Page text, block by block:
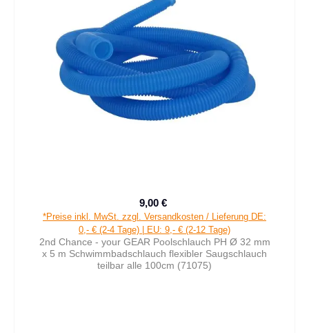
Verkaufspreis:
9,00 €
*Preise inkl. MwSt. zzgl. Versandkosten / Lieferung DE:
0,- € (2-4 Tage) | EU: 9,- € (2-12 Tage)
2nd Chance - your GEAR Poolschlauch PH Ø 32 mm
x 5 m Schwimmbadschlauch flexibler Saugschlauch
teilbar alle 100cm (71075)